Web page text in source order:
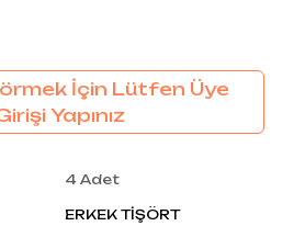
İçin Lütfen Üye
Yapınız
4 Adet
ERKEK TİŞÖRT